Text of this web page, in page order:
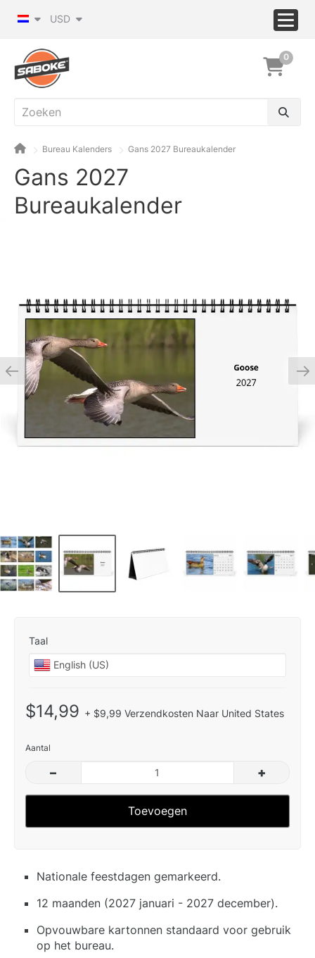
USD
0
Bureau Kalenders Gans 2027 Bureaukalender
Gans 2027
Bureaukalender
Taal
$14,99 + $9,99 Verzendkosten Naar United States
Aantal
– +
Toevoegen
Nationale feestdagen gemarkeerd.
12 maanden (2027 januari - 2027 december).
Opvouwbare kartonnen standaard voor gebruik
op het bureau.